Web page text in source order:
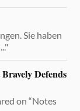
Sie haben
Defends
on “Notes